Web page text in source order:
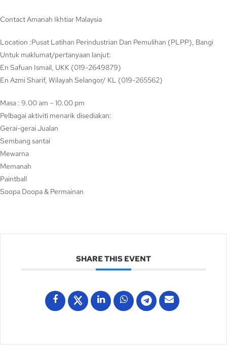
Contact Amanah Ikhtiar Malaysia
Location :Pusat Latihan Perindustrian Dan Pemulihan (PLPP), Bangi
Untuk maklumat/pertanyaan lanjut:
En Safuan Ismail, UKK (019-2649879)
En Azmi Sharif, Wilayah Selangor/ KL (019-265562)
Masa : 9.00 am – 10.00 pm
Pelbagai aktiviti menarik disediakan:
Gerai-gerai Jualan
Sembang santai
Mewarna
Memanah
Paintball
Soopa Doopa & Permainan
SHARE THIS EVENT